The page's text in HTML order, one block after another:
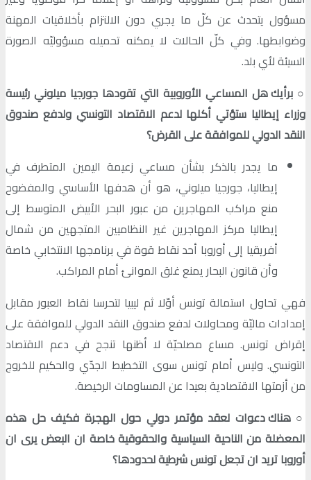
مسؤول يتحدث عن كلّ ما يجري دون الالتزام بأخلاقيات المهنة
وضوابطها. وفي كلّ الحالات لا يمكنه تحميله مسؤوليّه الصورة
السيئة لأي بلد.
○ برأيك هل المساعي الأوروبية التي تقودها جورجيا ميلوني رئيسة
وزراء إيطاليا ستؤتي أكلها لدعم الاقتصاد التونسي ولدفع صندوق
النقد الدولي للموافقة على القرض؟
ما يجدر بالذكر بشأن مساعي زعيمة اليمين المتطرف في
إيطاليا، جورجيا ميلوني، هو أن هدفها الأساسي والمفضوح
منع مراكب المهاجرين من عبور البحر الأبيض المتوسط إلى
إيطاليا مركز المهاجرين غير النظاميين المتجهين من شمال
أفريقيا إلى أوروبا أحد نقاط قوة في برنامجها الانتخابي خاصة
وأن قانون البحار يمنع غلق الموانئ أمام المراكب.
فهي تحاول استمالة تونس أوّلا ثم ليبيا لتحرسا نقاط العبور مقابل
إمدادات ماليّة ومحاولات لدفع صندوق النقد الدولي للموافقة على
إقراض تونس. مساع مصلحيّة لا أظنها تنجح في دعم الاقتصاد
التونسي. وليس أمام تونس سوى التخطيط الجدّي والحكيم للخروج
من أزمتها الاقتصادية بعيدا عن المساومات الرخيصة.
○هناك دعوات لعقد مؤتمر دولي حول الهجرة فكيف حل هذه
المعضلة من الناحية السياسية والحقوقية خاصة ان البعض يرى ان
أوروبا تريد ان تجعل تونس شرطية لحدودها؟